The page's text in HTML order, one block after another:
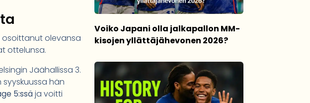
osoittanut olevansa
ottelunsa.
Jäähallissa 3.
syyskuussa hän
5:ssäja voitti
Voiko Japani olla jalkapallon MM-
kisojen yllättäjähevonen 2026?